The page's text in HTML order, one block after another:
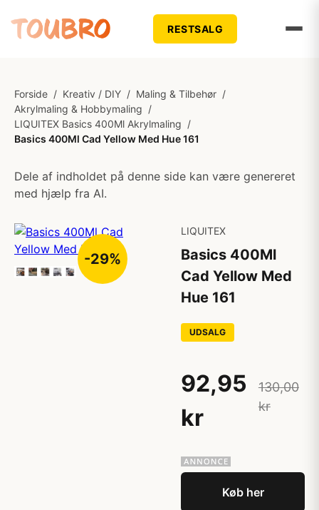
RESTSALG
Forside / Kreativ / DIY / Maling & Tilbehør /
Akrylmaling & Hobbymaling /
LIQUITEX Basics 400Ml Akrylmaling /
Basics 400Ml Cad Yellow Med Hue 161
Dele af indholdet på denne side kan være genereret
med hjælp fra AI.
-29%
LIQUITEX
Basics 400Ml
Cad Yellow Med
Hue 161
UDSALG
92,95
kr
130,00
kr
Køb her